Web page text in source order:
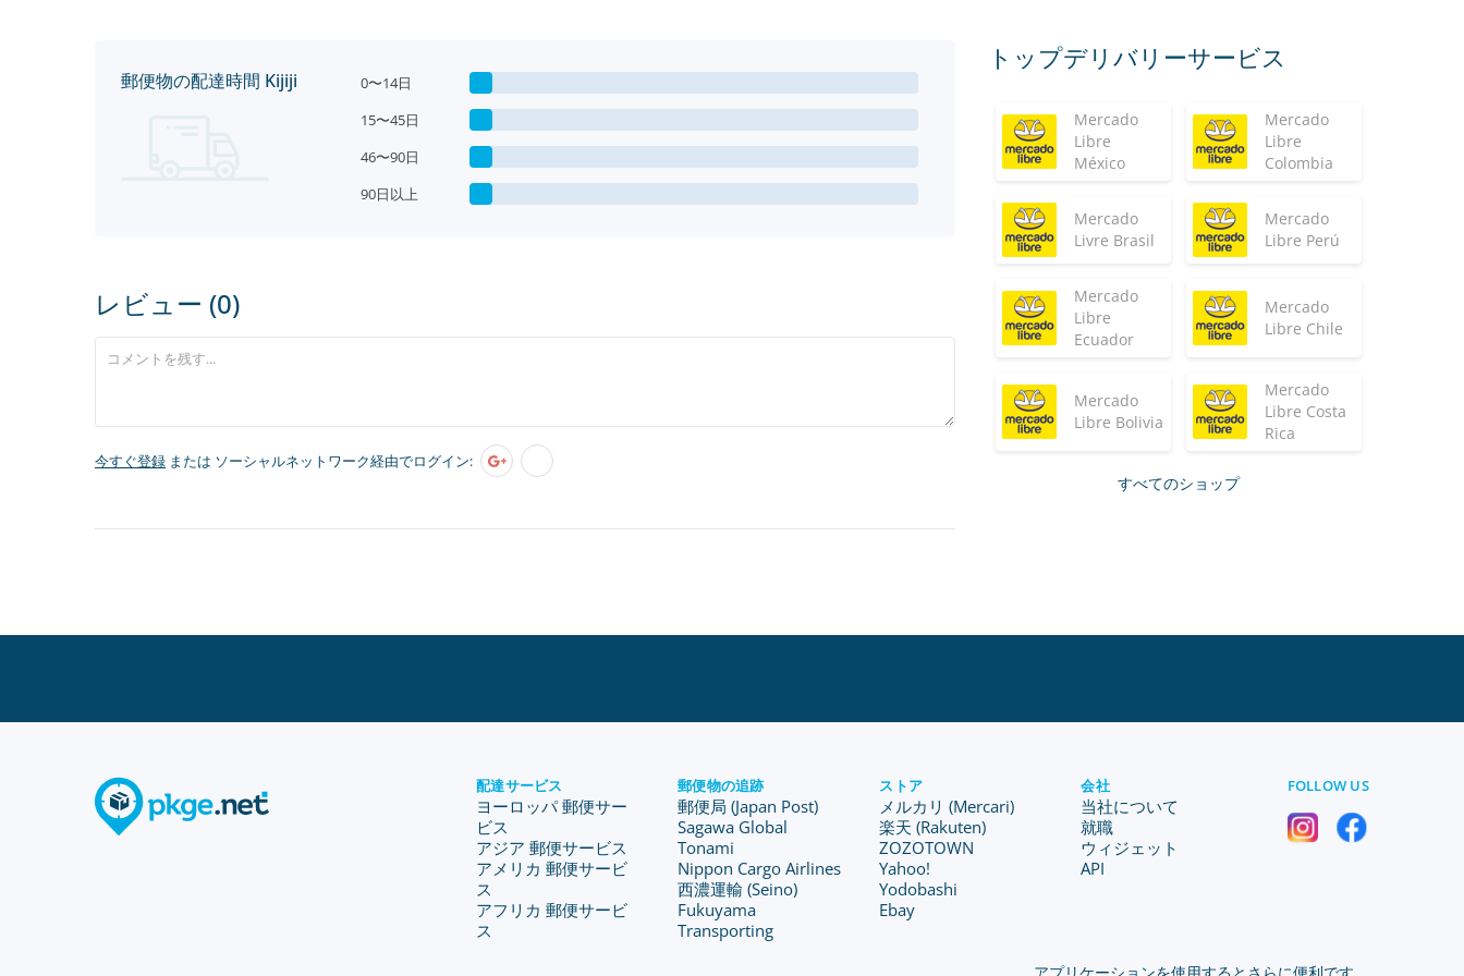
郵便物の配達時間 Kijiji
0〜14日
15〜45日
46〜90日
90日以上
レビュー (0)
今すぐ登録 または ソーシャルネットワーク経由でログイン:
トップデリバリーサービス
Mercado
Libre
México
Mercado
Libre
Colombia
Mercado
Livre Brasil
Mercado
Libre Perú
Mercado
Libre
Ecuador
Mercado
Libre Chile
Mercado
Libre Bolivia
Mercado
Libre Costa
Rica
すべてのショップ
配達サービス
ヨーロッパ 郵便サー
ビス
アジア 郵便サービス
アメリカ 郵便サービ
ス
アフリカ 郵便サービ
ス
郵便物の追跡
郵便局 (Japan Post)
Sagawa Global
Tonami
Nippon Cargo Airlines
西濃運輸 (Seino)
Fukuyama
Transporting
ストア
メルカリ (Mercari)
楽天 (Rakuten)
ZOZOTOWN
Yahoo!
Yodobashi
Ebay
会社
当社について
就職
ウィジェット
API
FOLLOW US